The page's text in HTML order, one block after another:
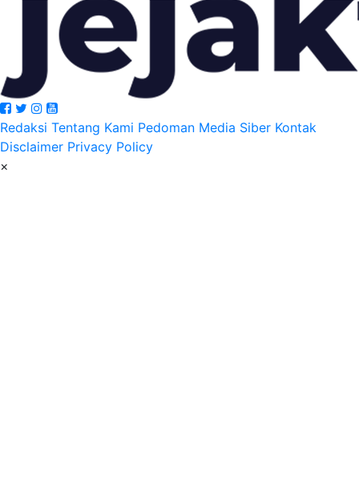
Redaksi Tentang Kami Pedoman Media Siber Kontak
Disclaimer Privacy Policy
×